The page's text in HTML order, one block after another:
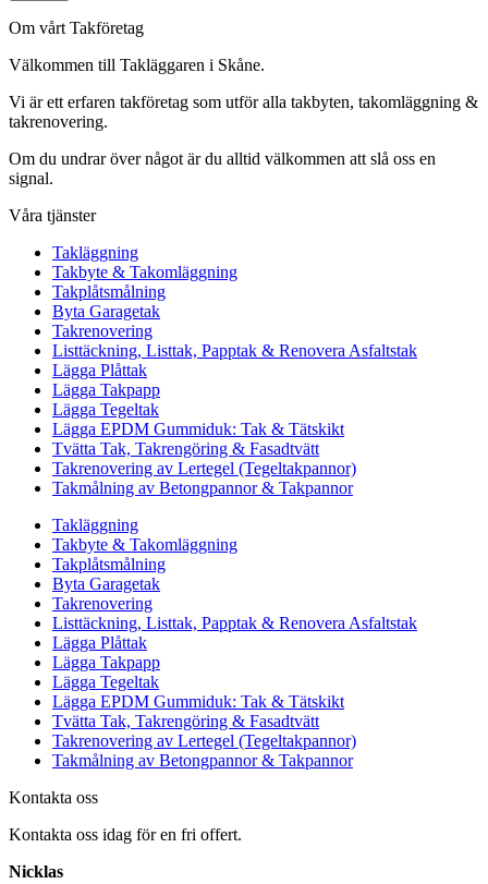
Om vårt Takföretag
Välkommen till Takläggaren i Skåne.
Vi är ett erfaren takföretag som utför alla takbyten, takomläggning &
takrenovering.
Om du undrar över något är du alltid välkommen att slå oss en
signal.
Våra tjänster
Takläggning
Takbyte & Takomläggning
Takplåtsmålning
Byta Garagetak
Takrenovering
Listtäckning, Listtak, Papptak & Renovera Asfaltstak
Lägga Plåttak
Lägga Takpapp
Lägga Tegeltak
Lägga EPDM Gummiduk: Tak & Tätskikt
Tvätta Tak, Takrengöring & Fasadtvätt
Takrenovering av Lertegel (Tegeltakpannor)
Takmålning av Betongpannor & Takpannor
Takläggning
Takbyte & Takomläggning
Takplåtsmålning
Byta Garagetak
Takrenovering
Listtäckning, Listtak, Papptak & Renovera Asfaltstak
Lägga Plåttak
Lägga Takpapp
Lägga Tegeltak
Lägga EPDM Gummiduk: Tak & Tätskikt
Tvätta Tak, Takrengöring & Fasadtvätt
Takrenovering av Lertegel (Tegeltakpannor)
Takmålning av Betongpannor & Takpannor
Kontakta oss
Kontakta oss idag för en fri offert.
Nicklas